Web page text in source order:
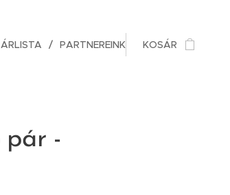
ÁRLISTA PARTNEREINK KOSÁR
pár -